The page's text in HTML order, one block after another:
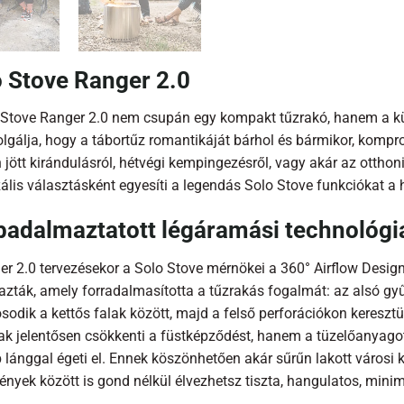
Stove Ranger 2.0
Ranger 2.0 nem csupán egy kompakt tűzrakó, hanem a
hogy a tábortűz romantikáját bárhol és bármikor,
jött kirándulásról, hétvégi kempingezésről, vagy akár az
választásként egyesíti a legendás Solo Stove funkciókat a
légáramási
2.0 tervezésekor a Solo Stove mérnökei a 360° Airflow
amely forradalmasította a tűzrakás fogalmát: az alsó
a kettős falak között, majd a felső perforációkon
jelentősen csökkenti a füstképződést, hanem a
lánggal égeti el. Ennek köszönhetően akár sűrűn lakott városi
között is gond nélkül élvezhetsz tiszta, hangulatos,